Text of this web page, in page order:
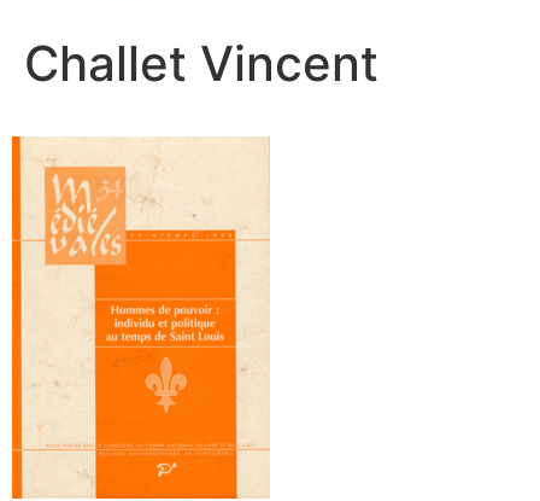
Challet Vincent